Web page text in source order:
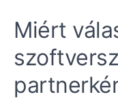
Miért